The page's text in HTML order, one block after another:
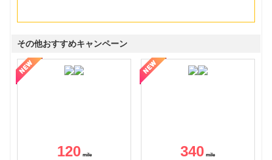
その他おすすめキャンペーン
120 340